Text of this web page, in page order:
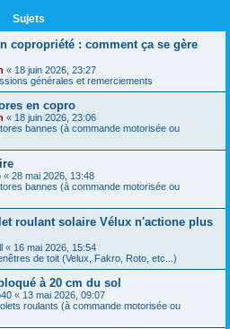
Sujets
copropriété : comment ça se gère
« 18 juin 2026, 23:27
générales et remerciements
en copro
« 18 juin 2026, 23:06
bannes (à commande motorisée ou
« 28 mai 2026, 13:48
bannes (à commande motorisée ou
roulant solaire Vélux n'actione plus
« 16 mai 2026, 15:54
de toit (Velux, Fakro, Roto, etc...)
à 20 cm du sol
« 13 mai 2026, 09:07
roulants (à commande motorisée ou